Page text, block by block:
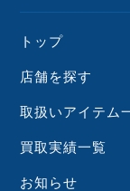
トップ
店舗を探す
取扱いアイテム
買取実績一覧
お知らせ